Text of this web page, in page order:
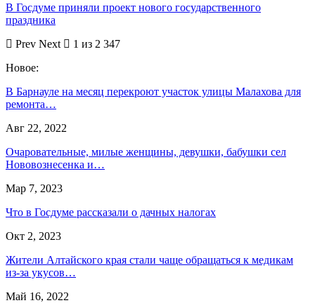
В Госдуме приняли проект нового государственного
праздника
Prev Next
1 из 2 347
Новое:
В Барнауле на месяц перекроют участок улицы Малахова для
ремонта…
Авг 22, 2022
Очаровательные, милые женщины, девушки, бабушки сел
Нововознесенка и…
Мар 7, 2023
Что в Госдуме рассказали о дачных налогах
Окт 2, 2023
Жители Алтайского края стали чаще обращаться к медикам
из-за укусов…
Май 16, 2022